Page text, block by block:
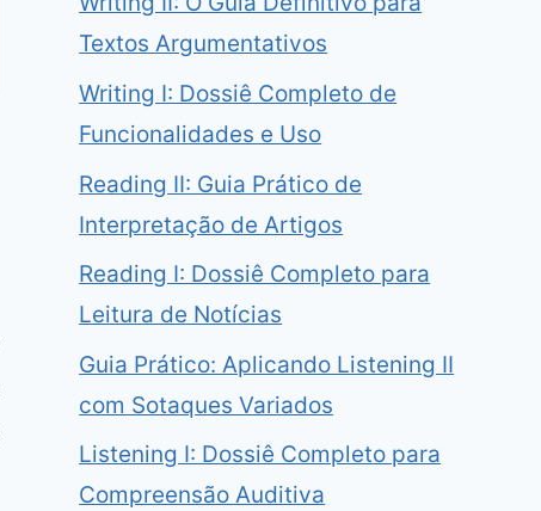
Textos Argumentativos
Writing I: Dossiê Completo de
Funcionalidades e Uso
Reading II: Guia Prático de
Interpretação de Artigos
Reading I: Dossiê Completo para
Leitura de Notícias
Guia Prático: Aplicando Listening II
com Sotaques Variados
Listening I: Dossiê Completo para
Compreensão Auditiva